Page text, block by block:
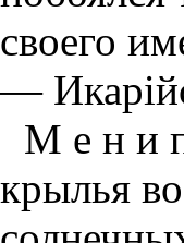
своего
—
М е н и
крылья